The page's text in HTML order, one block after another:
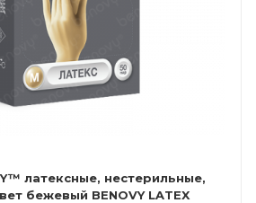
латексные, нестерильные,
бежевый BENOVY LATEX